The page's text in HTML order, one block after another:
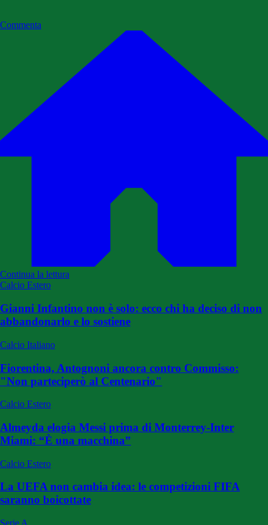
Commenta
Continua la lettura
Calcio Estero
Gianni Infantino non è solo: ecco chi ha deciso di non
abbandonarlo e lo sostiene
Calcio Italiano
Fiorentina, Antognoni ancora contro Commisso:
"Non parteciperò al Centenario"
Calcio Estero
Almeyda elogia Messi prima di Monterrey-Inter
Miami: “È una macchina”
Calcio Estero
La UEFA non cambia idea: le competizioni FIFA
saranno boicottate
Serie A